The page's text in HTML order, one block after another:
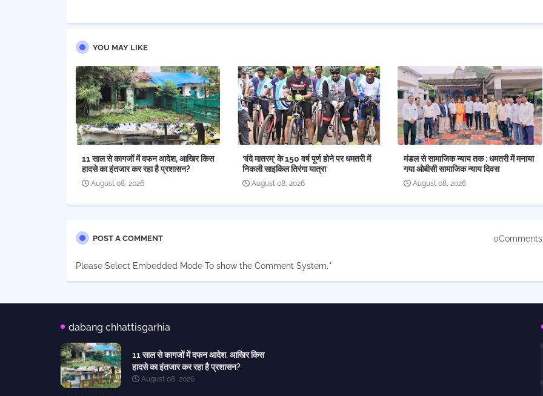
YOU MAY LIKE
11 साल से कागजों में दफन आदेश, आखिर किस
हादसे का इंतजार कर रहा है प्रशासन?
August 08, 2026
‘वंदे मातरम्’ के 150 वर्ष पूर्ण होने पर धमतरी में
निकली साइकिल तिरंगा यात्रा
August 08, 2026
मंडल से सामाजिक न्याय तक : धमतरी में मनाया
गया ओबीसी सामाजिक न्याय दिवस
August 08, 2026
POST A COMMENT 0Comments
Please Select Embedded Mode To show the Comment System.*
dabang chhattisgarhia
11 साल से कागजों में दफन आदेश, आखिर किस
हादसे का इंतजार कर रहा है प्रशासन?
August 08, 2026